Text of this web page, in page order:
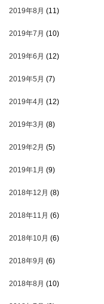
2019年8月 (11)
2019年7月 (10)
2019年6月 (12)
2019年5月 (7)
2019年4月 (12)
2019年3月 (8)
2019年2月 (5)
2019年1月 (9)
2018年12月 (8)
2018年11月 (6)
2018年10月 (6)
2018年9月 (6)
2018年8月 (10)